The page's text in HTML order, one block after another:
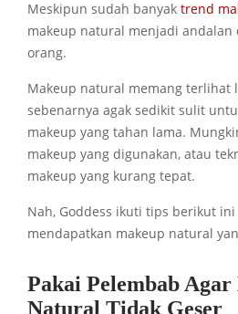
Meskipun sudah banyak trend
makeup natural menjadi andalan
orang.
Makeup natural memang terlihat
sebenarnya agak sedikit sulit
makeup yang tahan lama.
makeup yang digunakan, atau
makeup yang kurang tepat.
Nah, Goddess ikuti tips berikut ini
mendapatkan makeup natural
Pakai Pelembab
Natural Tidak Geser